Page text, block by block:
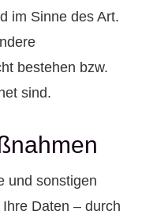
im Sinne des Art.
bestehen bzw.
sind.
und sonstigen
Daten – durch